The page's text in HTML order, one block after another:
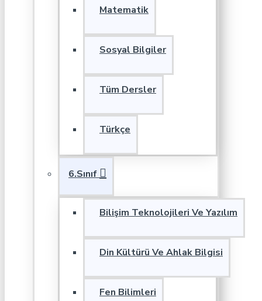
Matematik
Sosyal Bilgiler
Tüm Dersler
Türkçe
6.Sınıf
Bilişim Teknolojileri Ve Yazılım
Din Kültürü Ve Ahlak Bilgisi
Fen Bilimleri